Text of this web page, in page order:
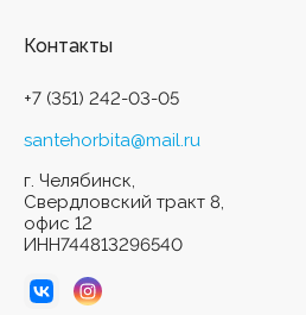
Контакты
+7 (351) 242-03-05
santehorbita@mail.ru
г. Челябинск,
Свердловский тракт 8,
офис 12
ИНН744813296540